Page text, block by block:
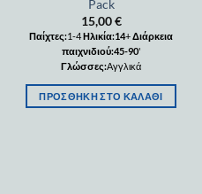
Pack
15,00€
Παίχτες:1-4Ηλικία:14+Διάρκεια
παιχνιδιού:45-90'
Γλώσσες:Αγγλικά
ΠΡΟΣΘΉΚΗ ΣΤΟ ΚΑΛΆΘΙ